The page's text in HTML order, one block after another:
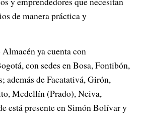
de manera práctica y
ya cuenta con
con sedes en Bosa, Fontibón,
además de Facatativá, Girón,
Medellín (Prado), Neiva,
está presente en Simón Bolívar y